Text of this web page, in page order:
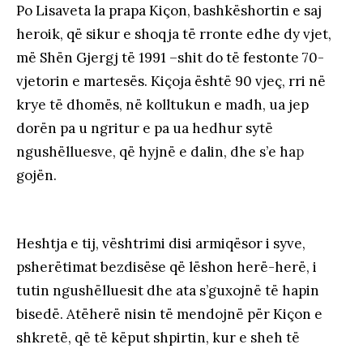
Po Lisaveta la prapa Kiçon, bashkëshortin e saj
heroik, që sikur e shoqja të rronte edhe dy vjet,
më Shën Gjergj të 1991 –shit do të festonte 70-
vjetorin e martesës. Kiçoja është 90 vjeç, rri në
krye të dhomës, në kolltukun e madh, ua jep
dorën pa u ngritur e pa ua hedhur sytë
ngushëlluesve, që hyjnë e dalin, dhe s’e hap
gojën.
Heshtja e tij, vështrimi disi armiqësor i syve,
psherëtimat bezdisëse që lëshon herë-herë, i
tutin ngushëlluesit dhe ata s’guxojnë të hapin
bisedë. Atëherë nisin të mendojnë për Kiçon e
shkretë, që të këput shpirtin, kur e sheh të